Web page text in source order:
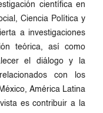
científica en
Ciencia Política y
a investigaciones
teórica, así como
el diálogo y la
con los
América Latina
es contribuir a la